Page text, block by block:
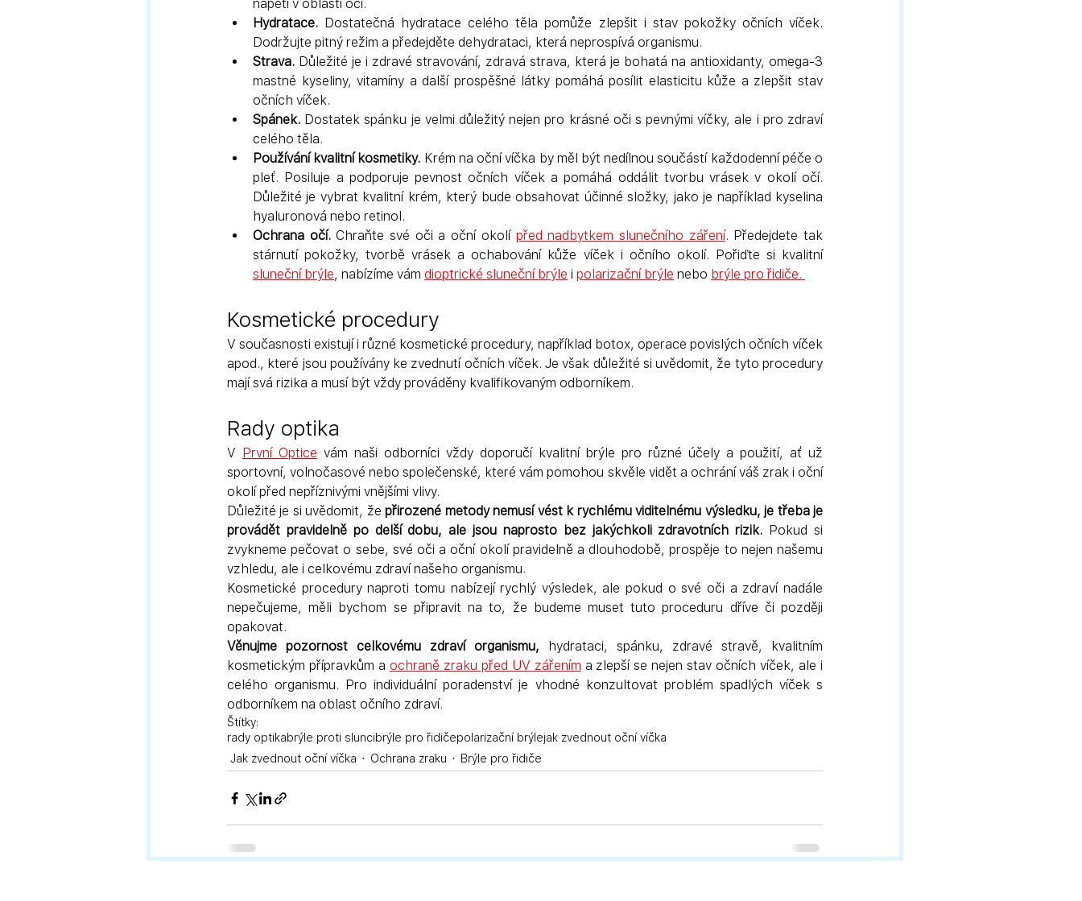
napětí v oblasti očí.
Hydratace. Dostatečná hydratace celého těla pomůže zlepšit i stav pokožky očních víček.
Dodržujte pitný režim a předejděte dehydrataci, která neprospívá organismu.
Strava. Důležité je i zdravé stravování, zdravá strava, která je bohatá na antioxidanty, omega-3
mastné kyseliny, vitamíny a další prospěšné látky pomáhá posílit elasticitu kůže a zlepšit stav
očních víček.
Spánek. Dostatek spánku je velmi důležitý nejen pro krásné oči s pevnými víčky, ale i pro zdraví
celého těla.
Používání kvalitní kosmetiky. Krém na oční víčka by měl být nedílnou součástí každodenní péče o
pleť. Posiluje a podporuje pevnost očních víček a pomáhá oddálit tvorbu vrásek v okolí očí.
Důležité je vybrat kvalitní krém, který bude obsahovat účinné složky, jako je například kyselina
hyaluronová nebo retinol.
Ochrana očí. Chraňte své oči a oční okolí před nadbytkem slunečního záření. Předejdete tak
stárnutí pokožky, tvorbě vrásek a ochabování kůže víček i očního okolí. Pořiďte si kvalitní
sluneční brýle, nabízíme vám dioptrické sluneční brýle i polarizační brýle nebo brýle pro řidiče.
Kosmetické procedury
V současnosti existují i různé kosmetické procedury, například botox, operace povislých očních víček
apod., které jsou používány ke zvednutí očních víček. Je však důležité si uvědomit, že tyto procedury
mají svá rizika a musí být vždy prováděny kvalifikovaným odborníkem.
Rady optika
V První Optice vám naši odborníci vždy doporučí kvalitní brýle pro různé účely a použití, ať už
sportovní, volnočasové nebo společenské, které vám pomohou skvěle vidět a ochrání váš zrak i oční
okolí před nepříznivými vnějšími vlivy.
Důležité je si uvědomit, že přirozené metody nemusí vést k rychlému viditelnému výsledku, je třeba je
provádět pravidelně po delší dobu, ale jsou naprosto bez jakýchkoli zdravotních rizik. Pokud si
zvykneme pečovat o sebe, své oči a oční okolí pravidelně a dlouhodobě, prospěje to nejen našemu
vzhledu, ale i celkovému zdraví našeho organismu.
Kosmetické procedury naproti tomu nabízejí rychlý výsledek, ale pokud o své oči a zdraví nadále
nepečujeme, měli bychom se připravit na to, že budeme muset tuto proceduru dříve či později
opakovat.
Věnujme pozornost celkovému zdraví organismu, hydrataci, spánku, zdravé stravě, kvalitním
kosmetickým přípravkům a ochraně zraku před UV zářením a zlepší se nejen stav očních víček, ale i
celého organismu. Pro individuální poradenství je vhodné konzultovat problém spadlých víček s
odborníkem na oblast očního zdraví.
Štítky:
rady optikabrýle proti sluncibrýle pro řidičepolarizační brýlejak zvednout oční víčka
Jak zvednout oční víčka
Ochrana zraku Brýle pro řidiče